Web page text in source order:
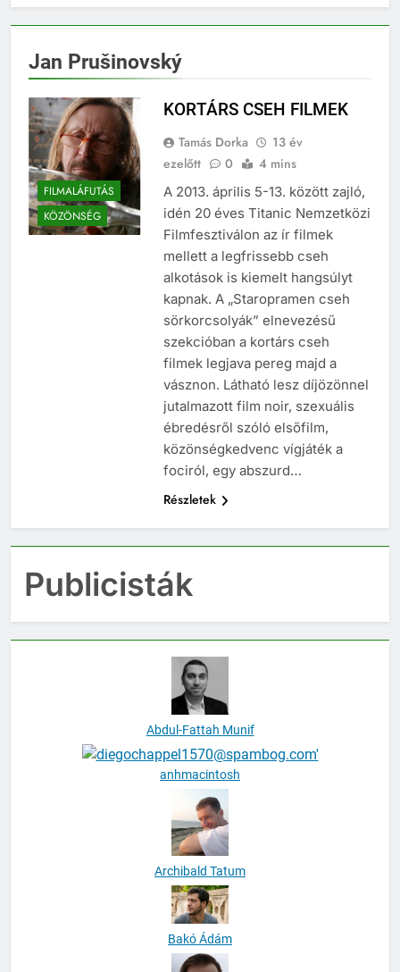
Jan Prušinovský
FILMALÁFUTÁS
KÖZÖNSÉG
Tamás Dorka
13 év
A 2013. április 5-13. között zajló,
idén 20 éves Titanic Nemzetközi
Filmfesztiválon az ír filmek
mellett a legfrissebb cseh
alkotások is kiemelt hangsúlyt
kapnak. A „Staropramen cseh
sörkorcsolyák” elnevezésű
szekcióban a kortárs cseh
filmek legjava pereg majd a
vásznon. Látható lesz díjözönnel
jutalmazott film noir, szexuális
ébredésről szóló elsőfilm,
közönségkedvenc vígjáték a
Publicisták
Abdul-Fattah Munif
anhmacintosh
Archibald Tatum
Bakó Ádám